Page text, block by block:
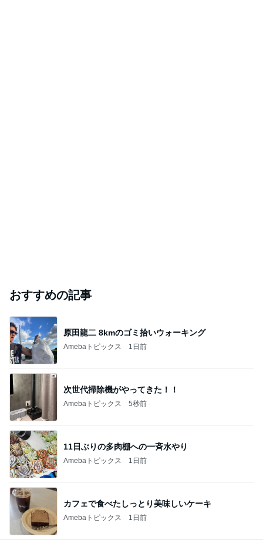
おすすめの記事
原田龍二 8kmのゴミ拾いウォーキング
Amebaトピックス 1日前
次世代掃除機がやってきた！！
Amebaトピックス 5秒前
11日ぶりの多肉棚への一斉水やり
Amebaトピックス 1日前
カフェで食べたしっとり美味しいケーキ
Amebaトピックス 1日前